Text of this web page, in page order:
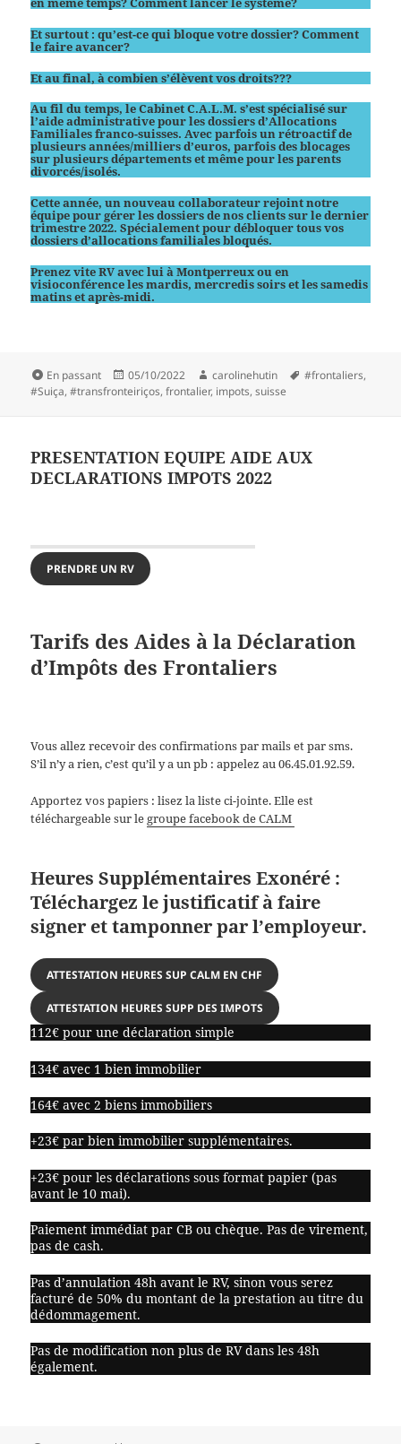
Et surtout : qu’est-ce qui bloque votre dossier? Comment
le faire avancer?
Et au final, à combien s’élèvent vos droits???
Au fil du temps, le Cabinet C.A.L.M. s’est spécialisé sur
l’aide administrative pour les dossiers d’Allocations
Familiales franco-suisses. Avec parfois un rétroactif de
plusieurs années/milliers d’euros, parfois des blocages
sur plusieurs départements et même pour les parents
divorcés/isolés.
Cette année, un nouveau collaborateur rejoint notre
équipe pour gérer les dossiers de nos clients sur le dernier
trimestre 2022. Spécialement pour débloquer tous vos
dossiers d’allocations familiales bloqués.
Prenez vite RV avec lui à Montperreux ou en
visioconférence les mardis, mercredis soirs et les samedis
matins et après-midi.
Format
En passant
Publié
le
05/10/2022 Auteur
carolinehutin
Mots-
#frontaliers,
#Suiça,#transfronteiriços,frontalier, impots,suisse
PRESENTATION EQUIPE AIDE AUX
DECLARATIONS IMPOTS 2022
PRENDRE UN RV
Tarifs des Aides à la Déclaration
d’Impôts des Frontaliers
Vous allez recevoir des confirmations par mails et par sms.
S’il n’y a rien, c’est qu’il y a un pb : appelez au 06.45.01.92.59.
Apportez vos papiers : lisez la liste ci-jointe. Elle est
téléchargeable sur le groupe facebook de CALM
Heures Supplémentaires Exonéré :
Téléchargez le justificatif à faire
signer et tamponner par l’employeur.
ATTESTATION HEURES SUP CALM EN CHF
ATTESTATION HEURES SUPP DES IMPOTS
112€ pour une déclaration simple
134€ avec 1 bien immobilier
164€ avec 2 biens immobiliers
+23€ par bien immobilier supplémentaires.
+23€ pour les déclarations sous format papier (pas
avant le 10 mai).
Paiement immédiat par CB ou chèque. Pas de virement,
pas de cash.
Pas d’annulation 48h avant le RV, sinon vous serez
facturé de 50% du montant de la prestation au titre du
dédommagement.
Pas de modification non plus de RV dans les 48h
également.